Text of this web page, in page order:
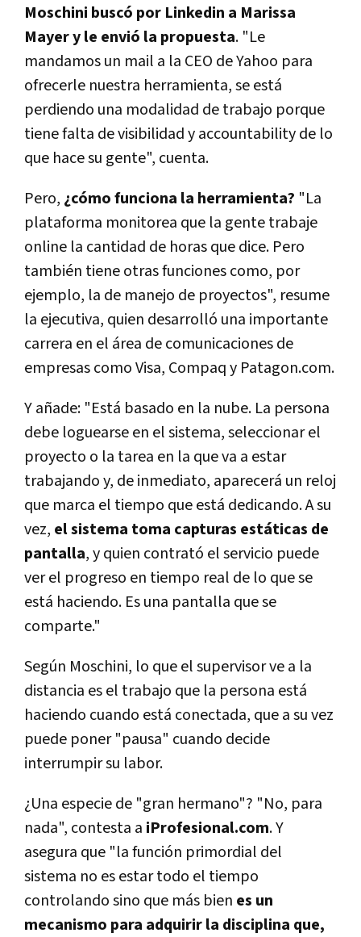
Moschini buscó por Linkedin a Marissa
Mayer y le envió la propuesta. "Le
mandamos un mail a la CEO de Yahoo para
ofrecerle nuestra herramienta, se está
perdiendo una modalidad de trabajo porque
tiene falta de visibilidad y accountability de lo
que hace su gente", cuenta.
Pero, ¿cómo funciona la herramienta? "La
plataforma monitorea que la gente trabaje
online la cantidad de horas que dice. Pero
también tiene otras funciones como, por
ejemplo, la de manejo de proyectos", resume
la ejecutiva, quien desarrolló una importante
carrera en el área de comunicaciones de
empresas como Visa, Compaq y Patagon.com.
Y añade: "Está basado en la nube. La persona
debe loguearse en el sistema, seleccionar el
proyecto o la tarea en la que va a estar
trabajando y, de inmediato, aparecerá un reloj
que marca el tiempo que está dedicando. A su
vez, el sistema toma capturas estáticas de
pantalla, y quien contrató el servicio puede
ver el progreso en tiempo real de lo que se
está haciendo. Es una pantalla que se
comparte."
Según Moschini, lo que el supervisor ve a la
distancia es el trabajo que la persona está
haciendo cuando está conectada, que a su vez
puede poner "pausa" cuando decide
interrumpir su labor.
¿Una especie de "gran hermano"? "No, para
nada", contesta a iProfesional.com. Y
asegura que "la función primordial del
sistema no es estar todo el tiempo
controlando sino que más bien es un
mecanismo para adquirir la disciplina que,